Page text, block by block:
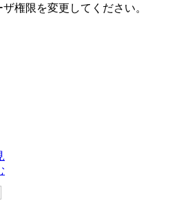
ザ権限を変更してください。